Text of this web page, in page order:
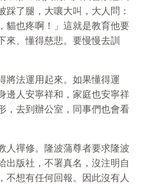
踩了腿，大嚷大叫，大人問：
貓也疼啊！」這就是教育他要
來、懂得慈悲。要慢慢去訓
將法運用起來。如果懂得運
邊人安寧祥和，家庭也安寧祥
，去到辦公室，同事們也會看
人禪修。隆波蒲尊者要求隆波
出版社，不署真名，沒注明自
不想有任何回報。因此沒有人